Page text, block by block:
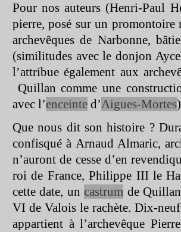
Pour nos auteurs (Henri-Paul
pierre, posé sur un promontoire
archevêques de Narbonne,
(similitudes avec le donjon
l’attribue également aux
Quillan comme une
avec l’enceinte d’Aigues-Mortes
Que nous dit son histoire ?
confisqué à Arnaud Almaric,
n’auront de cesse d’en
roi de France, Philippe III le
cette date, un castrum de
VI de Valois le rachète. Dix-
appartient à l’archevêque